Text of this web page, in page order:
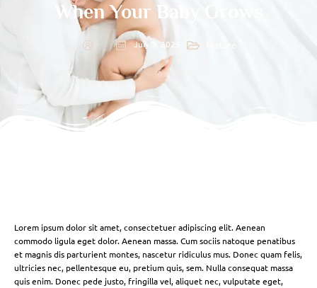
When Your Baby Grows
July 3, 2025
Lorem ipsum dolor sit amet, consectetuer adipiscing elit. Aenean
commodo ligula eget dolor. Aenean massa. Cum sociis natoque penatibus
et magnis dis parturient montes, nascetur ridiculus mus. Donec quam felis,
ultricies nec, pellentesque eu, pretium quis, sem. Nulla consequat massa
quis enim. Donec pede justo, fringilla vel, aliquet nec, vulputate eget,